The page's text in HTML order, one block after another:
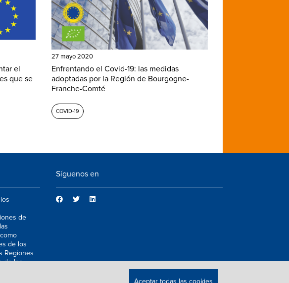
el
que se
27 mayo 2020
Enfrentando el Covid-19: las medidas
adoptadas por la Región de Bourgogne-
Franche-Comté
COVID-19
de
de los
Regiones
de los
Síguenos en
Aceptar todas las cookies